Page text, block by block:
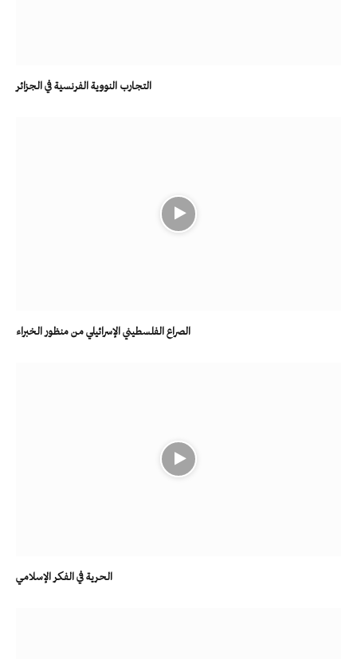
التجارب النووية الفرنسية في الجزائر
الصراع الفلسطيني الإسرائيلي من منظور الخبراء
الحرية في الفكر الإسلامي